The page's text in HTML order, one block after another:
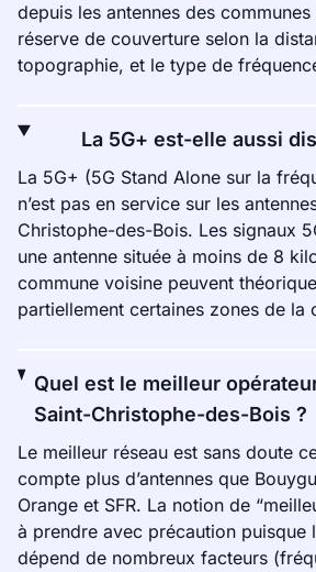
depuis les antennes des
réserve de couverture selon la
topographie, et le type de
La 5G+ est-elle aussi
La 5G+ (5G Stand Alone sur la
n’est pas en service sur les
Christophe-des-Bois. Les signaux
une antenne située à moins de 8
commune voisine peuvent
partiellement certaines zones de la
Quel est le meilleur
Saint-Christophe-des-Bois ?
Le meilleur réseau est sans doute
compte plus d’antennes que
Orange et SFR. La notion de
à prendre avec précaution puisque
dépend de nombreux facteurs